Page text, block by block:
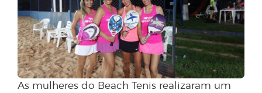
As mulheres do Beach Tenis realizaram um